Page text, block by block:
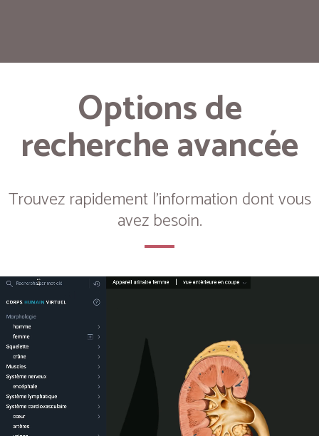
Options de
recherche avancée
Trouvez rapidement l'information dont vous
avez besoin.